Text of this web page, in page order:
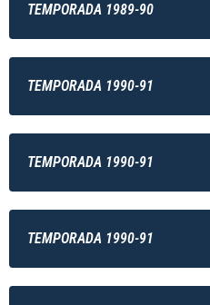
TEMPORADA 1989-90
TEMPORADA 1990-91
TEMPORADA 1990-91
TEMPORADA 1990-91